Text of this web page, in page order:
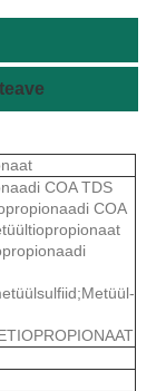
COA TDS
COA